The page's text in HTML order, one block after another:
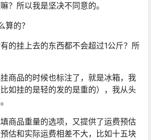
？所以我是坚决不同意的。
算的？
的挂上去的东西都不会超过1公斤？所
商品的时候也标注了，就是冰箱，我
如挂的是轻的发的是重的），我从头
商品重量的选项，又提供了运费预估
估和实际运费相差不大，比如十五块